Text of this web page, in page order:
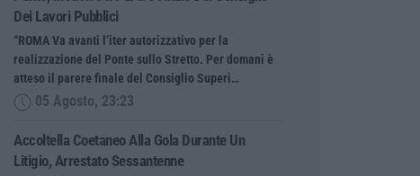
Dei Lavori Pubblici
“ROMA Va avanti l’iter autorizzativo per la
realizzazione del Ponte sullo Stretto. Per domani è
atteso il parere finale del Consiglio Superi…
05 Agosto, 23:23
Accoltella Coetaneo Alla Gola Durante Un
Litigio, Arrestato Sessantenne